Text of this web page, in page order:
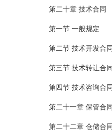
第二十章 技术合同
第一节 一般规定
第二节 技术开发合同
第三节 技术转让合
第四节 技术咨询合
第二十一章 保管合同
第二十二章 仓储合同